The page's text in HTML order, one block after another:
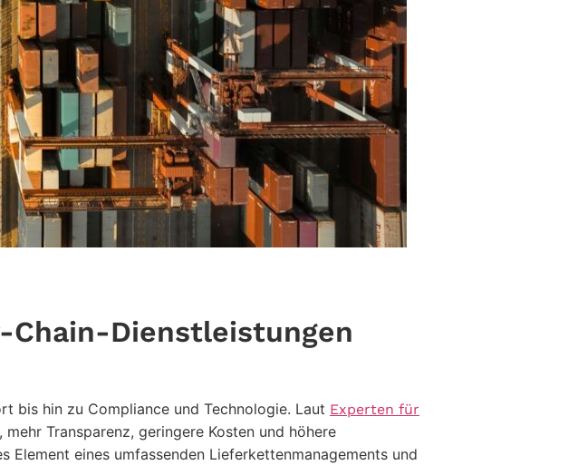
Chain-Dienstleistungen
bis hin zu Compliance und Technologie. Laut Experten für
Transparenz, geringere Kosten und höhere
Element eines umfassenden Lieferkettenmanagements und